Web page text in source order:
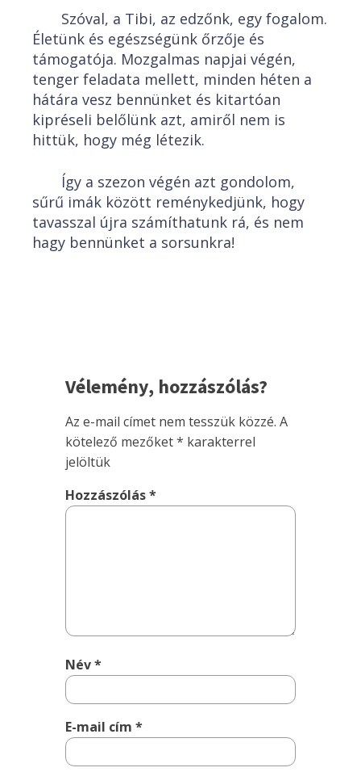
Szóval, a Tibi, az edzőnk, egy fogalom.
Életünk és egészségünk őrzője és
támogatója. Mozgalmas napjai végén,
tenger feladata mellett, minden héten a
hátára vesz bennünket és kitartóan
kipréseli belőlünk azt, amiről nem is
hittük, hogy még létezik.
Így a szezon végén azt gondolom,
sűrű imák között reménykedjünk, hogy
tavasszal újra számíthatunk rá, és nem
hagy bennünket a sorsunkra!
Vélemény, hozzászólás?
Az e-mail címet nem tesszük közzé. A
kötelező mezőket* karakterrel
jelöltük
Hozzászólás*
Név*
E-mail cím*